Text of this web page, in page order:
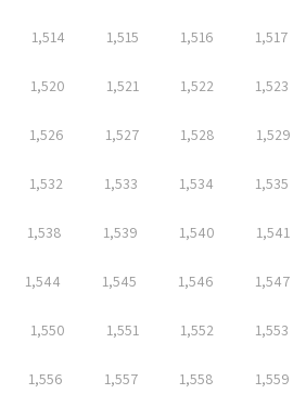
1,514 1,515 1,516 1,517
1,520 1,521 1,522 1,523
1,526 1,527 1,528 1,529
1,532 1,533 1,534 1,535
1,538 1,539 1,540 1,541
1,544 1,545 1,546 1,547
1,550 1,551 1,552 1,553
1,556 1,557 1,558 1,559